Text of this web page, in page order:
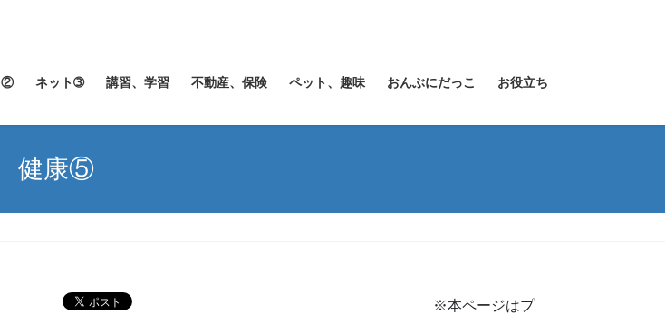
② ネット➂ 講習、学習 不動産、保険 ペット、趣味 おんぶにだっこ お役立ち
健康⑤
※本ページはプ